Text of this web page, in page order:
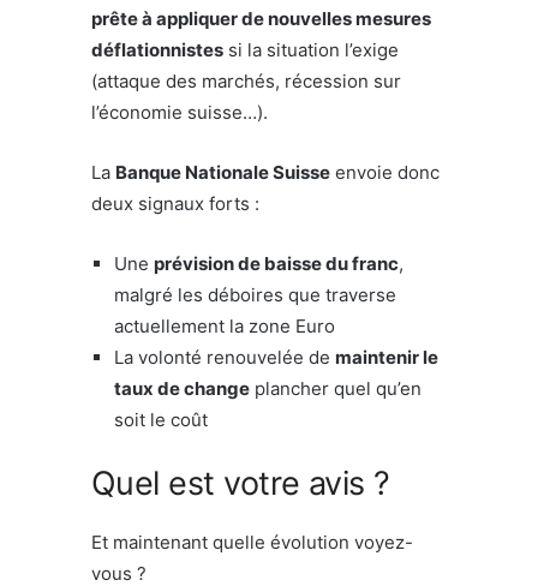
prête à appliquer de nouvelles mesures
déflationnistes si la situation l’exige
(attaque des marchés, récession sur
l’économie suisse…).
La Banque Nationale Suisse envoie donc
deux signaux forts :
Une prévision de baisse du franc,
malgré les déboires que traverse
actuellement la zone Euro
La volonté renouvelée de maintenir le
taux de change plancher quel qu’en
soit le coût
Quel est votre avis ?
Et maintenant quelle évolution voyez-
vous ?